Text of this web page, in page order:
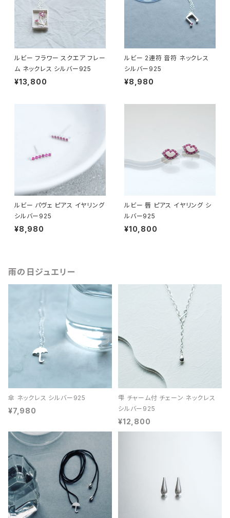
ルビー フラワー スクエア フレー
ム ネックレス シルバー925
¥13,800
ルビー 2連符 音符 ネックレス
シルバー925
¥8,980
ルビー パヴェ ピアス イヤリング
シルバー925
¥8,980
ルビー 唇 ピアス イヤリング シ
ルバー925
¥10,800
雨の日ジュエリー
傘 ネックレス シルバー925
¥7,980
雫 チャーム付 チェーン ネックレス
シルバー925
¥12,800